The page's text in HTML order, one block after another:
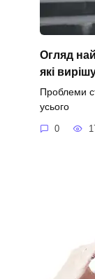
Огляд
які
Проблеми
усього
0